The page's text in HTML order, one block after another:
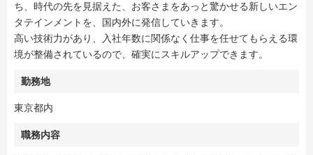
ち、時代の先を見据えた、お客さまをあっと驚かせる新しいエン
タテインメントを、国内外に発信していきます。
高い技術力があり、入社年数に関係なく仕事を任せてもらえる環
境が整備されているので、確実にスキルアップできます。
勤務地
東京都内
職務内容